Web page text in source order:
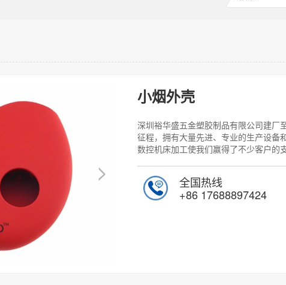
小烟外壳
深圳裕华盛五金塑胶制品有限公司建厂
征程，拥有大量先进、专业的生产设备
数控机床加工使我们赢得了不少客户的
全国热线
+86 17688897424